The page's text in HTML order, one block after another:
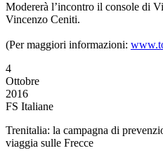
Modererà l’incontro il console di
Vincenzo Ceniti.
(Per maggiori informazioni:
4
Ottobre
2016
FS Italiane
Trenitalia: la campagna di
viaggia sulle Frecce